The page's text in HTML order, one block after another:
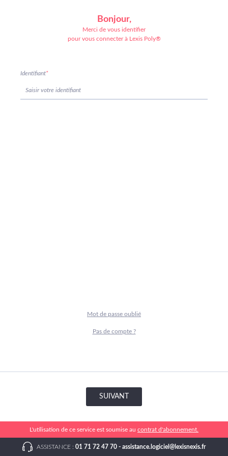
Bonjour,
Merci de vous identifier
pour vous connecter à Lexis Poly®
Identifiant*
Mot de passe oublié
Pas de compte ?
SUIVANT
L'utilisation de ce service est soumise au contrat d'abonnement.
ASSISTANCE : 01 71 72 47 70 - assistance.logiciel@lexisnexis.fr